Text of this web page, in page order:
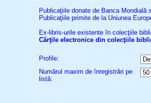
Publicaţiile donate de Banca Mondială
Publicaţiile primite de la Uniunea
Ex-libris-urile existente în colecţiile
Cărţile electronice din colecţiile
Profile:
Numărul maxim de înregistrări pe
listă: